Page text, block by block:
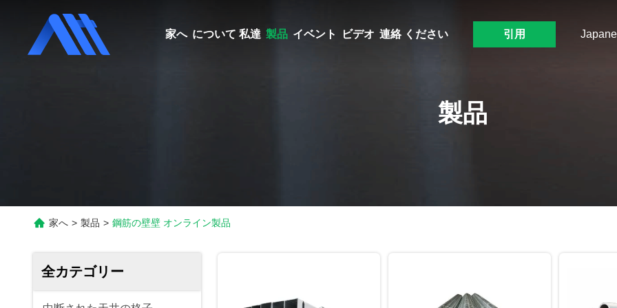
家へ について 私達 製品 イベント ビデオ 連絡 ください 引用
製品
家へ > 製品 > 鋼筋の壁壁 オンライン製品
全カテゴリー